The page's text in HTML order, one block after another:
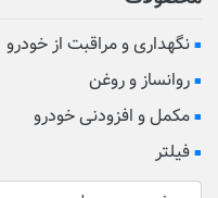
نگهداری و مراقبت از خودرو
روانساز و روغن
مکمل و افزودنی خودرو
فیلتر